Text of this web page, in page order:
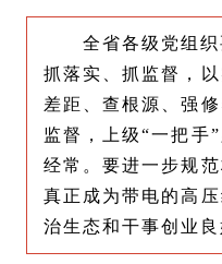
全省各级党组
抓落实、抓监督，
差距、查根源、强
监督，上级“一把手
经常。要进一步规
真正成为带电的高
治生态和干事创业良